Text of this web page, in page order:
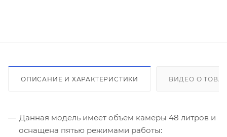
ОПИСАНИЕ И ХАРАКТЕРИСТИКИ ВИДЕО О
Данная модель имеет объем камеры 48 литров и
оснащена пятью режимами работы: